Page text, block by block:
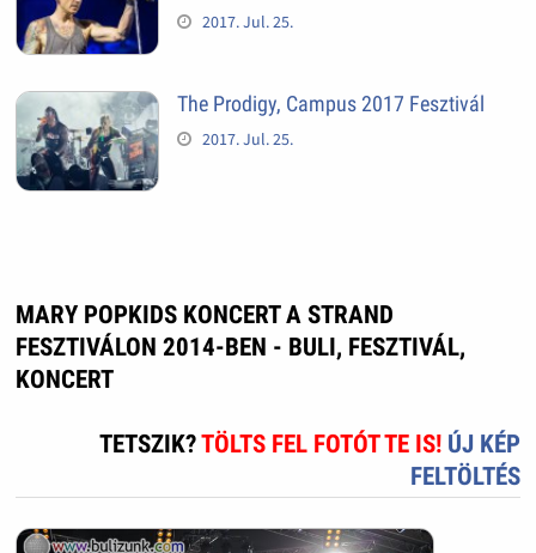
2017. Jul. 25.
The Prodigy, Campus 2017 Fesztivál
2017. Jul. 25.
MARY POPKIDS KONCERT A STRAND
FESZTIVÁLON 2014-BEN - BULI, FESZTIVÁL,
KONCERT
TETSZIK?TÖLTS FEL FOTÓT TE IS! ÚJ KÉP
FELTÖLTÉS